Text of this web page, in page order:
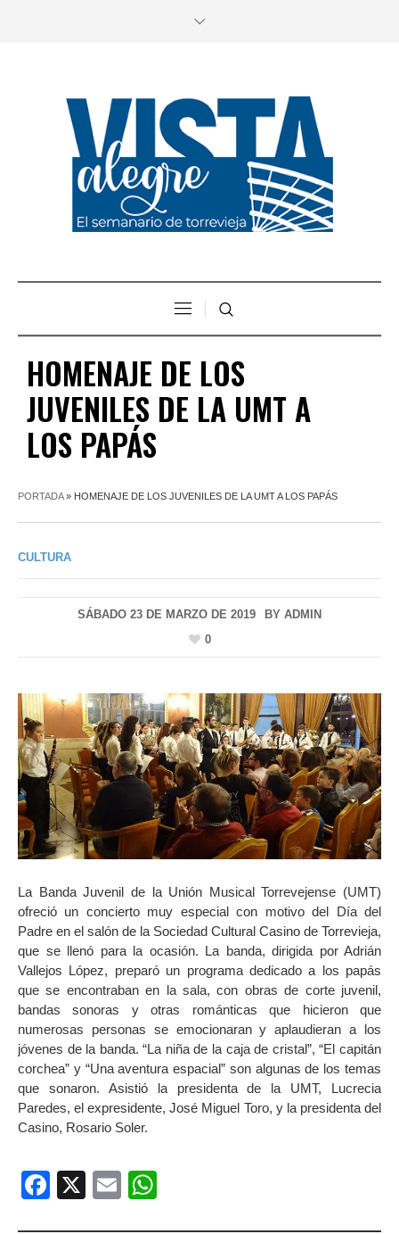
HOMENAJE DE LOS
JUVENILES DE LA UMT A
LOS PAPÁS
PORTADA» HOMENAJE DE LOS JUVENILES DE LA UMT A LOS PAPÁS
CULTURA
SÁBADO 23 DE MARZO DE 2019 BY ADMIN
0
La Banda Juvenil de la Unión Musical Torrevejense (UMT)
ofreció un concierto muy especial con motivo del Día del
Padre en el salón de la Sociedad Cultural Casino de Torrevieja,
que se llenó para la ocasión. La banda, dirigida por Adrián
Vallejos López, preparó un programa dedicado a los papás
que se encontraban en la sala, con obras de corte juvenil,
bandas sonoras y otras románticas que hicieron que
numerosas personas se emocionaran y aplaudieran a los
jóvenes de la banda. “La niña de la caja de cristal”, “El capitán
corchea” y “Una aventura espacial” son algunas de los temas
que sonaron. Asistió la presidenta de la UMT, Lucrecia
Paredes, el expresidente, José Miguel Toro, y la presidenta del
Casino, Rosario Soler.
Facebook
X Email